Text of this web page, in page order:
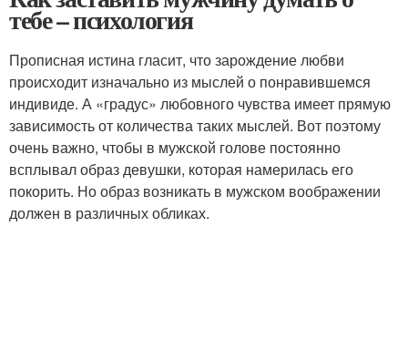
тебе – психология
Прописная истина гласит, что зарождение любви
происходит изначально из мыслей о понравившемся
индивиде. А «градус» любовного чувства имеет прямую
зависимость от количества таких мыслей. Вот поэтому
очень важно, чтобы в мужской голове постоянно
всплывал образ девушки, которая намерилась его
покорить. Но образ возникать в мужском воображении
должен в различных обликах.